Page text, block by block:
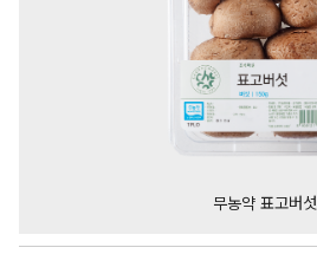
무농약 표고버섯